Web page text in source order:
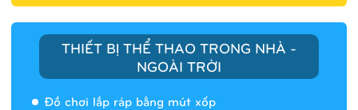
THIẾT BỊ THỂ THAO TRONG NHÀ -
NGOÀI TRỜI
Đồ chơi lắp ráp bằng mút xốp